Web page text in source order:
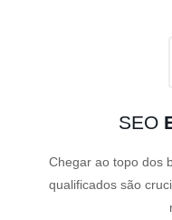
SEO
Chegar ao topo dos
qualificados são